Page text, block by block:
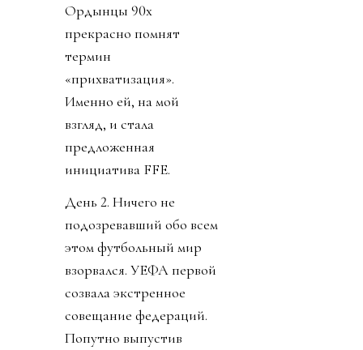
Ордынцы 90х
прекрасно помнят
термин
«прихватизация».
Именно ей, на мой
взгляд, и стала
предложенная
инициатива FFE.
День 2. Ничего не
подозревавший обо всем
этом футбольный мир
взорвался. УЕФА первой
созвала экстренное
совещание федераций.
Попутно выпустив